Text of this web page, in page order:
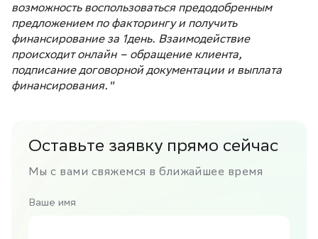
возможность воспользоваться предодобренным
предложением по факторингу и получить
финансирование за 1день. Взаимодействие
происходит онлайн – обращение клиента,
подписание договорной документации и выплата
финансирования."
Оставьте заявку прямо сейчас
Мы с вами свяжемся в ближайшее время
Ваше имя